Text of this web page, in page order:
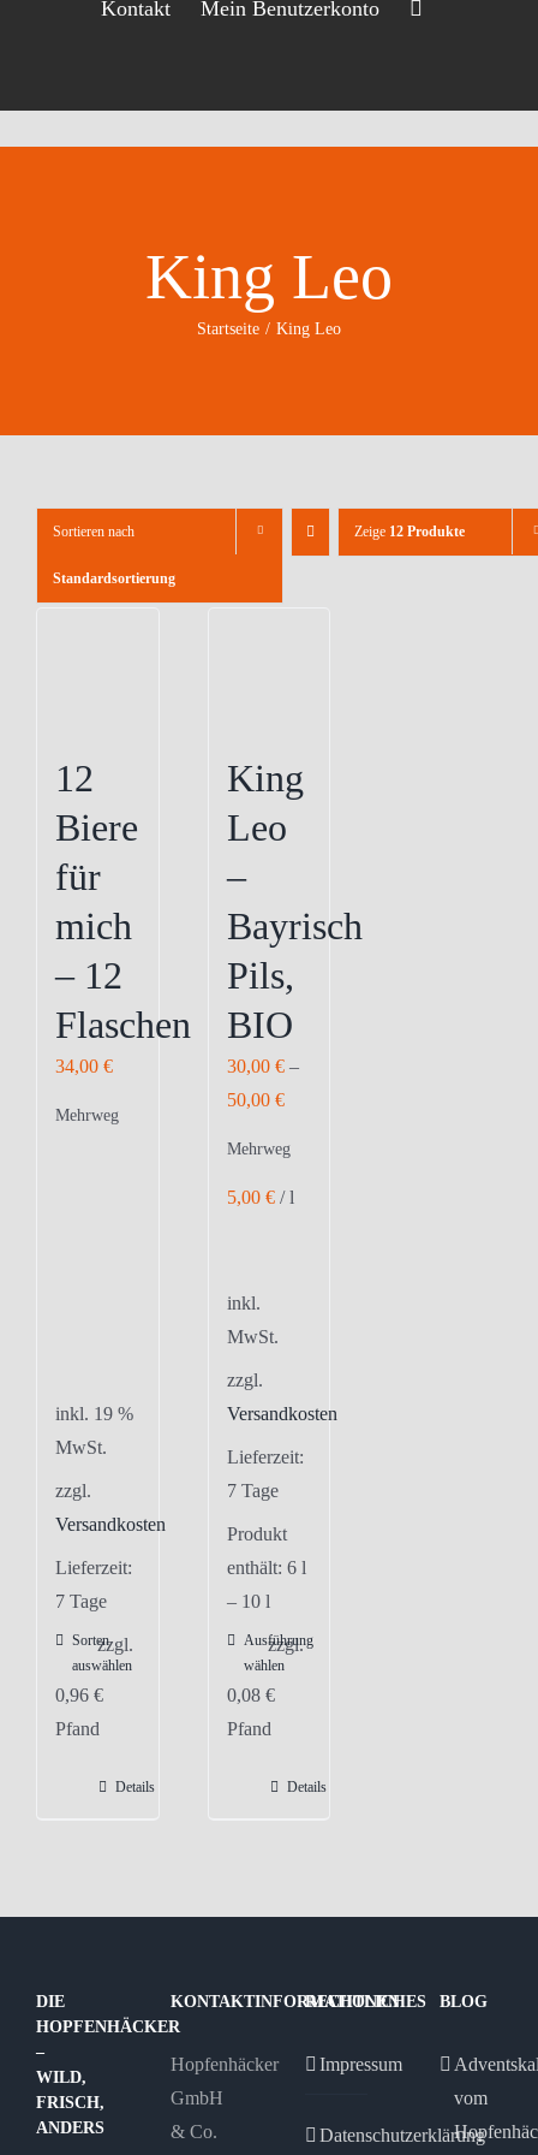
Kontakt Mein Benutzerkonto
King Leo
Startseite King Leo
Sortieren nach
Standardsortierung
Zeige 12 Produkte
12
Biere
für
mich
– 12
Flaschen
34,00 €
Mehrweg
inkl. 19 %
MwSt.
zzgl.
Versandkosten
Lieferzeit:
7 Tage
Sorten
auswählen
zzgl.
0,96 €
Pfand
Details
King
Leo
–
Bayrisch
Pils,
BIO
30,00 €–
50,00 €
Mehrweg
5,00 €/l
inkl.
MwSt.
zzgl.
Versandkosten
Lieferzeit:
7 Tage
Produkt
enthält: 6 l
– 10 l
Ausführung
wählen
Dieses
Produkt
Varianten
können
Produktseite
zzgl.
0,08 €
Pfand
Details
DIE
HOPFENHÄCKER
–
WILD,
FRISCH,
ANDERS
KONTAKTINFORMATIONEN
Hopfenhäcker
GmbH
& Co.
RECHTLICHES
Impressum
Datenschutzerklärung
BLOG
vom